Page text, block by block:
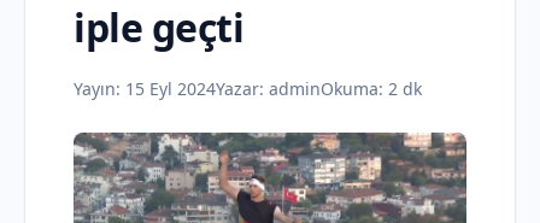
iple geçti
Yayın: 15 Eyl 2024Yazar: adminOkuma: 2 dk